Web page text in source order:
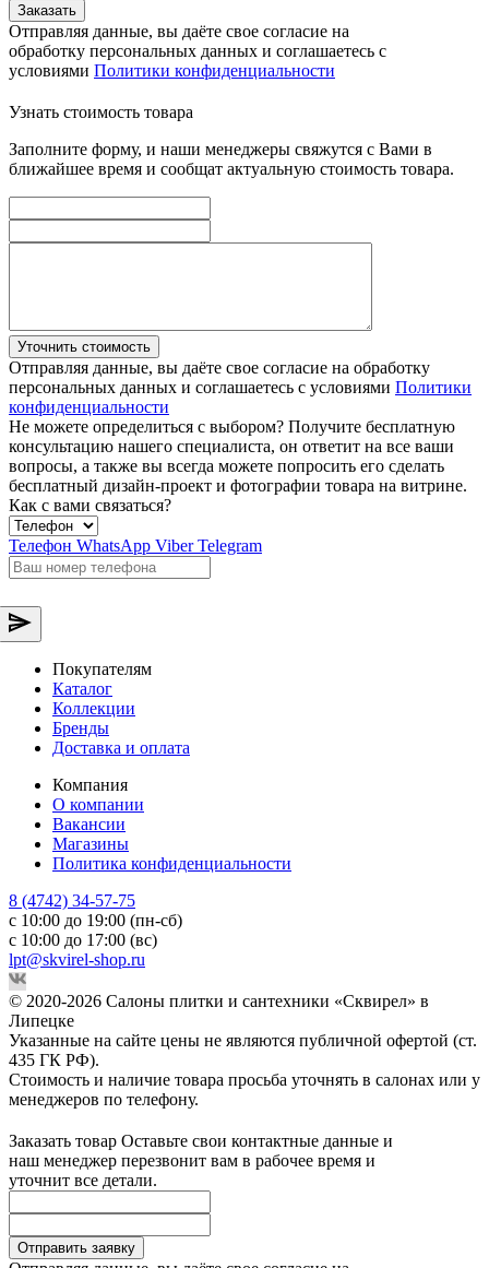
Заказать
Отправляя данные, вы даёте свое согласие на
обработку персональных данных и соглашаетесь с
условиями Политики конфиденциальности
Узнать стоимость товара
Заполните форму, и наши менеджеры свяжутся с Вами в
ближайшее время и сообщат актуальную стоимость товара.
Уточнить стоимость
Отправляя данные, вы даёте свое согласие на обработку
персональных данных и соглашаетесь с условиями Политики
конфиденциальности
Не можете определиться с выбором? Получите бесплатную
консультацию нашего специалиста, он ответит на все ваши
вопросы, а также вы всегда можете попросить его сделать
бесплатный дизайн-проект и фотографии товара на витрине.
Как с вами связаться?
Телефон WhatsApp ViberTelegram
Покупателям
Каталог
Коллекции
Бренды
Доставка и оплата
Компания
О компании
Вакансии
Магазины
Политика конфиденциальности
8 (4742) 34-57-75
с 10:00 до 19:00 (пн-сб)
с 10:00 до 17:00 (вс)
lpt@skvirel-shop.ru
© 2020-2026 Салоны плитки и сантехники «Сквирел» в
Липецке
Указанные на сайте цены не являются публичной офертой (ст.
435 ГК РФ).
Стоимость и наличие товара просьба уточнять в салонах или у
менеджеров по телефону.
Заказать товар Оставьте свои контактные данные и
наш менеджер перезвонит вам в рабочее время и
уточнит все детали.
Отправить заявку